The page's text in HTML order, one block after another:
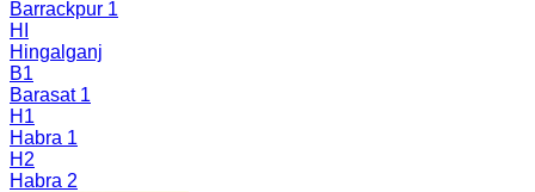
Barrackpur 1
HI
Hingalganj
B1
Barasat 1
H1
Habra 1
H2
Habra 2